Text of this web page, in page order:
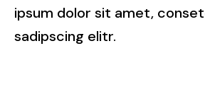
ipsum dolor sit amet,
sadipscing elitr.